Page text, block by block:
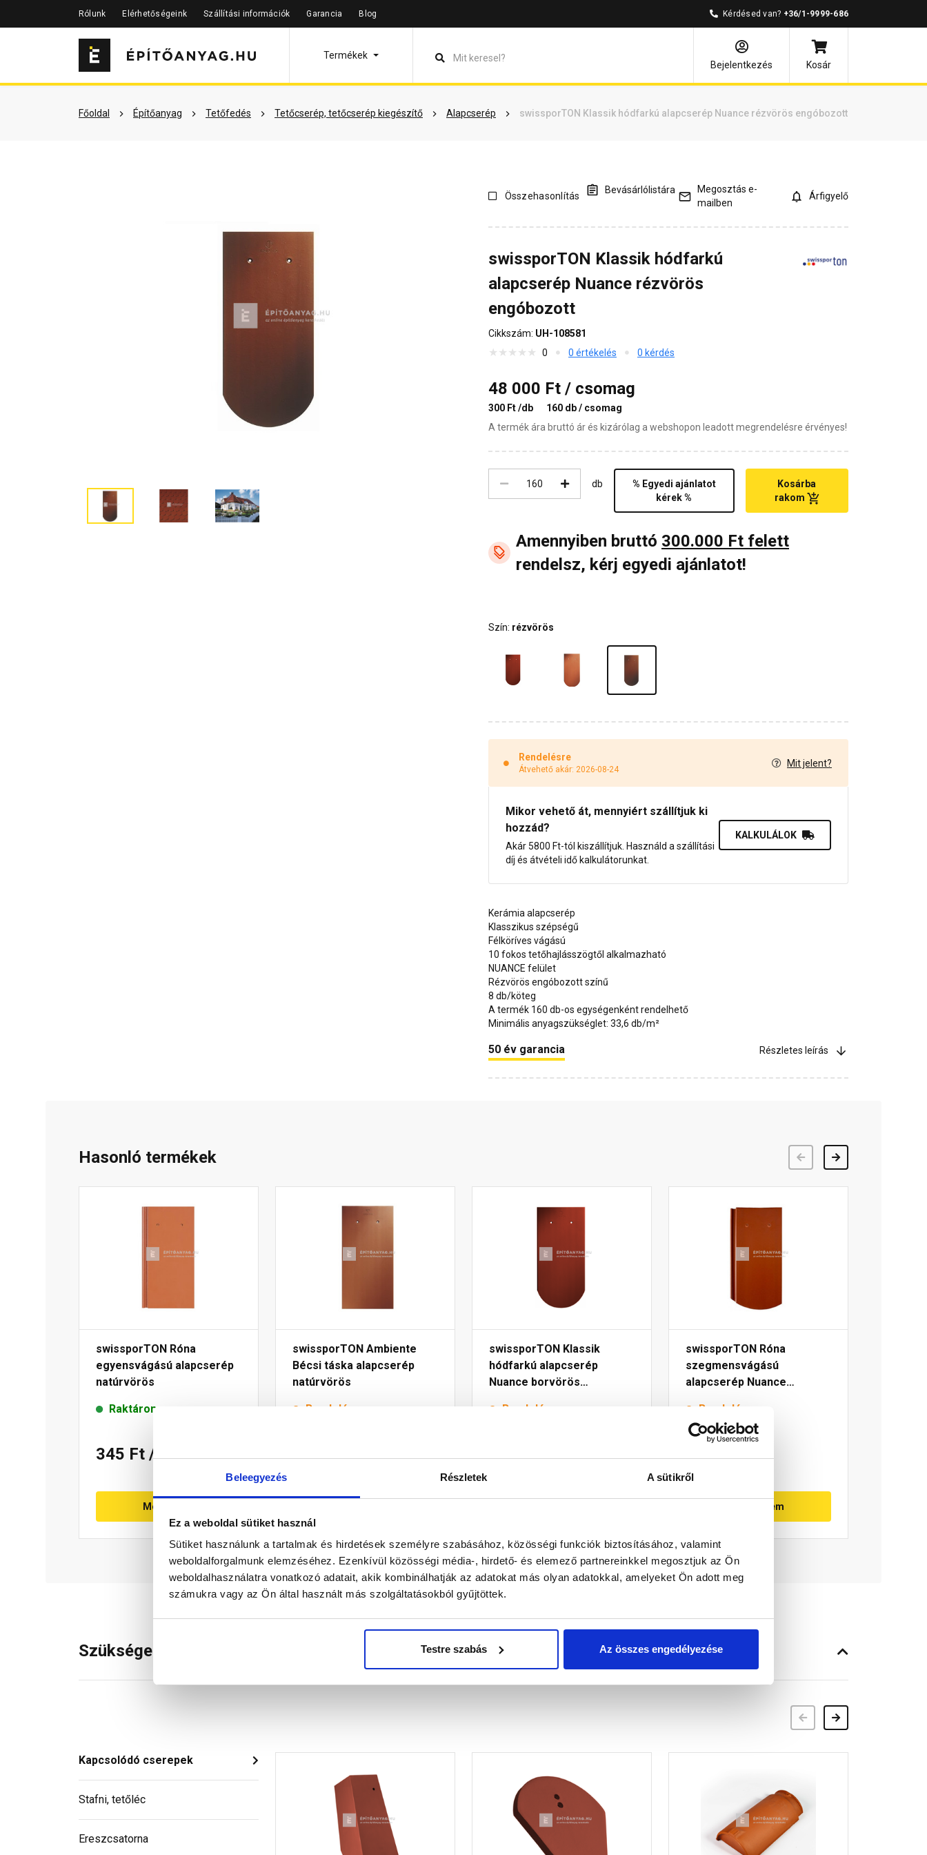
Beleegyezés Részletek A sütikről
Ez a weboldal sütiket használ
Sütiket használunk a tartalmak és hirdetések személyre szabásához, közösségi funkciók biztosításához, valamint
weboldalforgalmunk elemzéséhez. Ezenkívül közösségi média-, hirdető- és elemező partnereinkkel megosztjuk az Ön
weboldalhasználatra vonatkozó adatait, akik kombinálhatják az adatokat más olyan adatokkal, amelyeket Ön adott meg
számukra vagy az Ön által használt más szolgáltatásokból gyűjtöttek.
Testre szabás Az összes engedélyezése
Rólunk Elérhetőségeink Szállítási információk Garancia Blog Kérdésed van? +36/1-9999-686
Termékek
Bejelentkezés
Kosár
Főoldal Építőanyag Tetőfedés Tetőcserép, tetőcserép kiegészítő Alapcserép swissporTON Klassik hódfarkú alapcserép Nuance rézvörös engóbozott
Szükséged lehet rá Részletes leírás Termékinformáció Vásárlói vélemények Kérdések és válaszok Kapcsolódó cikkek
Összehasonlítás
Bevásárlólistára
Megosztás e-
mailben
Árfigyelő
swissporTON Klassik hódfarkú
alapcserép Nuance rézvörös
engóbozott
Cikkszám: UH-108581
0
0 értékelés 0 kérdés
48 000 Ft / csomag
300 Ft /db
160 db / csomag
A termék ára bruttó ár és kizárólag a webshopon leadott megrendelésre érvényes!
db
% Egyedi ajánlatot
kérek %
Kosárba
rakom
Amennyiben bruttó 300.000 Ft felett
rendelsz, kérj egyedi ajánlatot!
Szín: rézvörös
Rendelésre
Átvehető akár: 2026-08-24
Mit jelent?
Mikor vehető át, mennyiért szállítjuk ki
hozzád?
Akár 5800 Ft-tól kiszállítjuk. Használd a szállítási
díj és átvételi idő kalkulátorunkat.
KALKULÁLOK
Kerámia alapcserép
Klasszikus szépségű
Félköríves vágású
10 fokos tetőhajlásszögtől alkalmazható
NUANCE felület
Rézvörös engóbozott színű
8 db/köteg
A termék 160 db-os egységenként rendelhető
Minimális anyagszükséglet: 33,6 db/m²
50 év garancia Részletes leírás
Hasonló termékek
swissporTON Róna
egyensvágású alapcserép
natúrvörös
Raktáron
345 Ft / db
Megnézem
swissporTON Ambiente
Bécsi táska alapcserép
natúrvörös
Rendelésre
290 Ft/ db
swissporTON Klassik
hódfarkú alapcserép
Nuance borvörös
Rendelésre
440 Ft/ db
swissporTON Róna
szegmensvágású
alapcserép Nuance
Rendelésre
385 Ft/ db
Megnézem
Szükséged lehet rá
Kapcsolódó cserepek
Stafni, tetőléc
Ereszcsatorna
Előző Következő